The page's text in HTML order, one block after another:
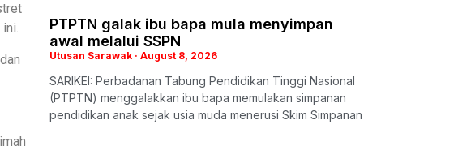
PTPTN galak ibu bapa mula menyimpan
awal melalui SSPN
Utusan Sarawak August 8, 2026
SARIKEI: Perbadanan Tabung Pendidikan Tinggi Nasional
(PTPTN) menggalakkan ibu bapa memulakan simpanan
pendidikan anak sejak usia muda menerusi Skim Simpanan